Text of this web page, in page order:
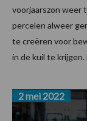
voorjaarszon weer
percelen alweer
te creëren voor
in de kuil te krijgen.
2 mei 2022